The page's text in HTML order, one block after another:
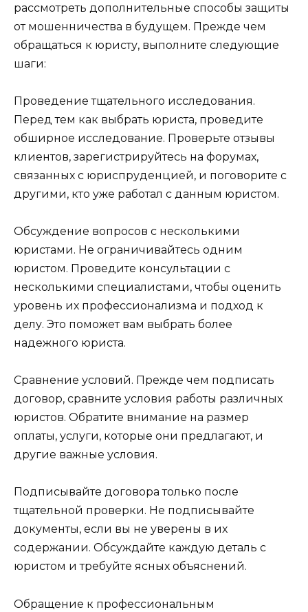
рассмотреть дополнительные способы защиты
от мошенничества в будущем. Прежде чем
обращаться к юристу, выполните следующие
шаги:
Проведение тщательного исследования.
Перед тем как выбрать юриста, проведите
обширное исследование. Проверьте отзывы
клиентов, зарегистрируйтесь на форумах,
связанных с юриспруденцией, и поговорите с
другими, кто уже работал с данным юристом.
Обсуждение вопросов с несколькими
юристами. Не ограничивайтесь одним
юристом. Проведите консультации с
несколькими специалистами, чтобы оценить
уровень их профессионализма и подход к
делу. Это поможет вам выбрать более
надежного юриста.
Сравнение условий. Прежде чем подписать
договор, сравните условия работы различных
юристов. Обратите внимание на размер
оплаты, услуги, которые они предлагают, и
другие важные условия.
Подписывайте договора только после
тщательной проверки. Не подписывайте
документы, если вы не уверены в их
содержании. Обсуждайте каждую деталь с
юристом и требуйте ясных объяснений.
Обращение к профессиональным